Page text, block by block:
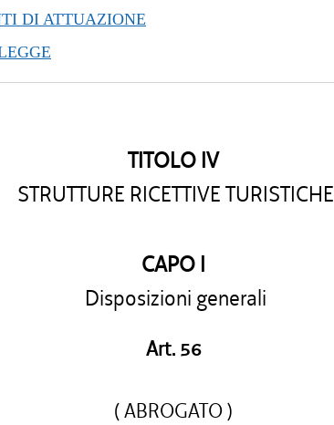
al 23/10/2013
31/12/2012
al 28/12/2012
al 15/02/2012
al 31/12/2011
al 27/08/2010
DI ATTUAZIONE
TITOLO IV
STRUTTURE RICETTIVE TURISTICHE
CAPO I
Disposizioni generali
Art. 56
( ABROGATO )